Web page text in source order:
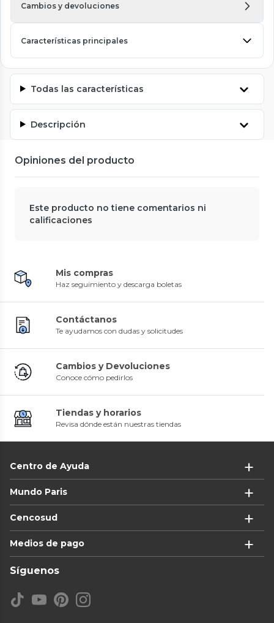
Cambios y devoluciones
Características principales
Todas las características
Descripción
Opiniones del producto
Este producto no tiene comentarios ni
calificaciones
Mis compras
Haz seguimiento y descarga boletas
Contáctanos
Te ayudamos con dudas y solicitudes
Cambios y Devoluciones
Conoce cómo pedirlos
Tiendas y horarios
Revisa dónde están nuestras tiendas
Centro de Ayuda
Mundo Paris
Cencosud
Medios de pago
Síguenos